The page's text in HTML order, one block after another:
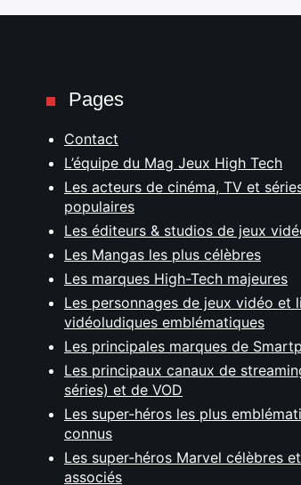
Pages
Contact
L’équipe du Mag Jeux High Tech
Les acteurs de cinéma, TV et
populaires
Les éditeurs & studios de jeux
Les Mangas les plus célèbres
Les marques High-Tech majeures
Les personnages de jeux vidéo et
vidéoludiques emblématiques
Les principales marques de
Les principaux canaux de
séries) et de VOD
Les super-héros les plus
connus
Les super-héros Marvel célèbres
associés